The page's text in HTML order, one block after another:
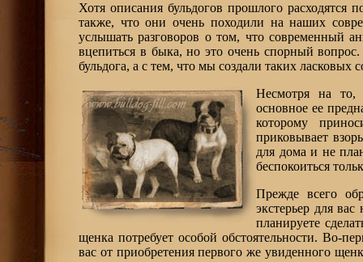
Хотя описания бульдогов прошлого
также, что они очень походили на наших
услышать разговоров о том, что современный
вцепиться в быка, но это очень спорный
бульдога, а с тем, что мы создали таких ласковых
Несмотря на то,
основное ее
которому
приковывает
для дома и не
беспокоиться
Прежде всего
экстерьер для
планируете
щенка потребует особой обстоятельности. Во-
вас от приобретения первого же увиденного